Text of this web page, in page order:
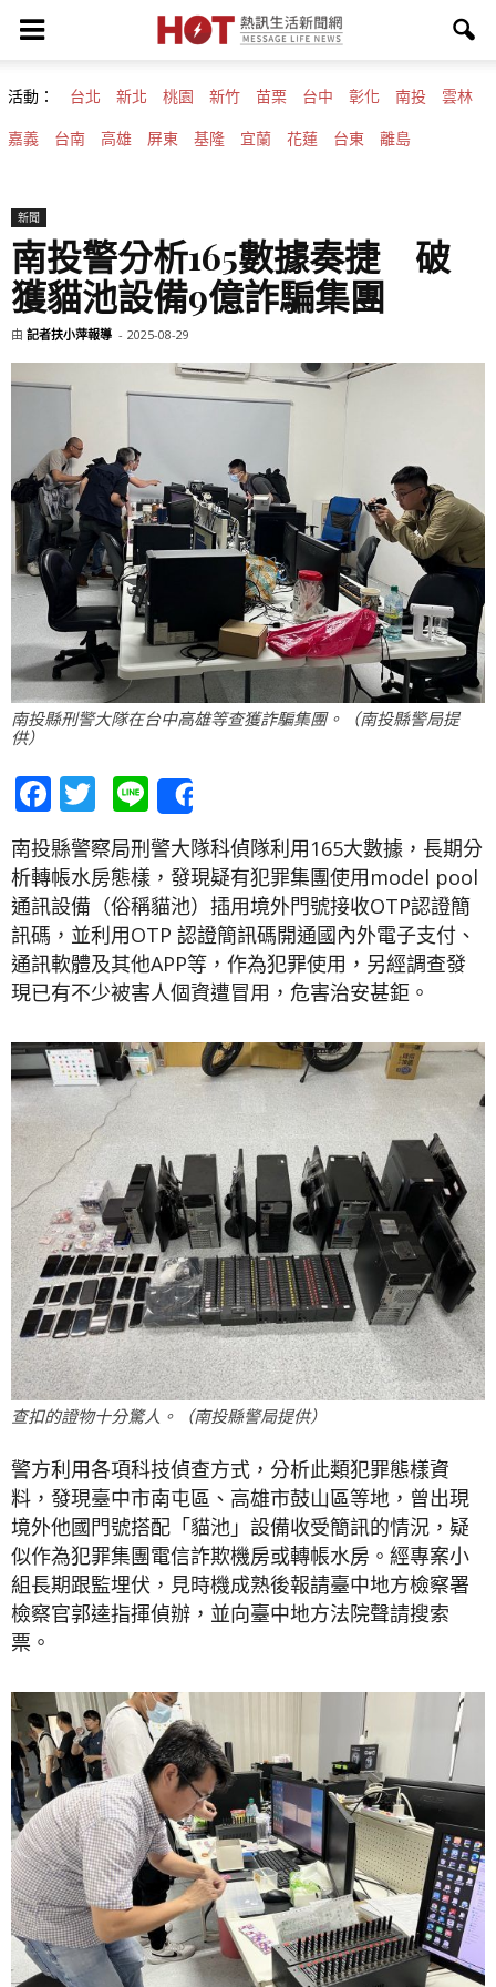
活動： 台北 新北 桃園 新竹 苗栗 台中 彰化 南投 雲林
嘉義 台南 高雄 屏東 基隆 宜蘭 花蓮 台東 離島
新聞
南投警分析165數據奏捷 破
獲貓池設備9億詐騙集團
由 記者扶小萍報導 - 2025-08-29
南投縣刑警大隊在台中高雄等查獲詐騙集團。（南投縣警局提
供）
Facebook
Twitter
Line
南投縣警察局刑警大隊科偵隊利用165大數據，長期分
析轉帳水房態樣，發現疑有犯罪集團使用model pool
通訊設備（俗稱貓池）插用境外門號接收OTP認證簡
訊碼，並利用OTP 認證簡訊碼開通國內外電子支付、
通訊軟體及其他APP等，作為犯罪使用，另經調查發
現已有不少被害人個資遭冒用，危害治安甚鉅。
查扣的證物十分驚人。（南投縣警局提供）
警方利用各項科技偵查方式，分析此類犯罪態樣資
料，發現臺中市南屯區、高雄市鼓山區等地，曾出現
境外他國門號搭配「貓池」設備收受簡訊的情況，疑
似作為犯罪集團電信詐欺機房或轉帳水房。經專案小
組長期跟監埋伏，見時機成熟後報請臺中地方檢察署
檢察官郭逵指揮偵辦，並向臺中地方法院聲請搜索
票。